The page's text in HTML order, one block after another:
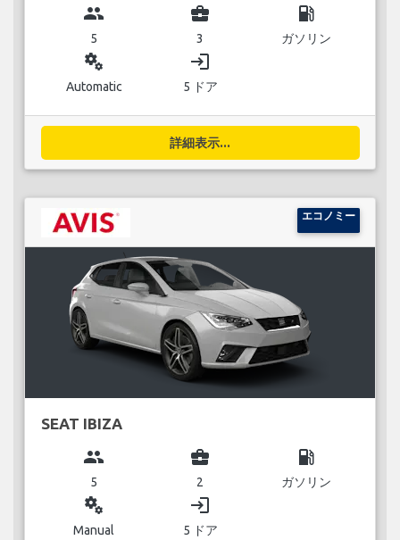
group
5
business_center
3
local_gas_station
ガソリン
miscellaneous_services
Automatic
login
5 ドア
詳細表示...
エコノミー
SEAT IBIZA
group
5
business_center
2
local_gas_station
ガソリン
miscellaneous_services
Manual
login
5 ドア